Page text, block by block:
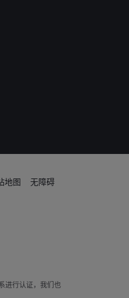
地图 无障碍
进行认证，我们也